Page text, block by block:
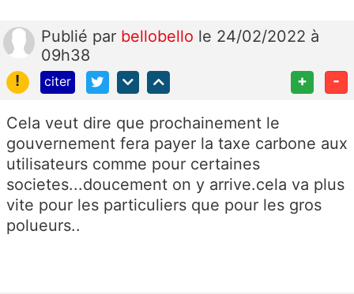
Publié par bellobello le 24/02/2022 à
09h38
!
citer + -
Cela veut dire que prochainement le
gouvernement fera payer la taxe carbone aux
utilisateurs comme pour certaines
societes...doucement on y arrive.cela va plus
vite pour les particuliers que pour les gros
polueurs..